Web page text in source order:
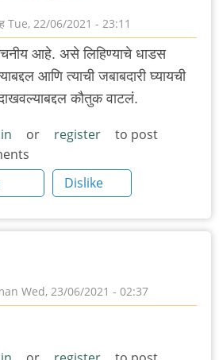
Tue, 22/06/2021 - 23:11
आहे. असे लिहिण्याचे धाडस
आणि त्याची जबाबदारी घ्यायची
कौतुक वाटलं.
or register
to post
Dislike
Wed, 23/06/2021 - 02:37